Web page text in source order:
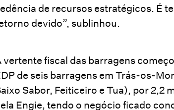
de recursos estratégicos. É
devido”, sublinhou.
vertente fiscal das barragens
de seis barragens em Trás-os-
Sabor, Feiticeiro e Tua), por 2,2
Engie, tendo o negócio ficado